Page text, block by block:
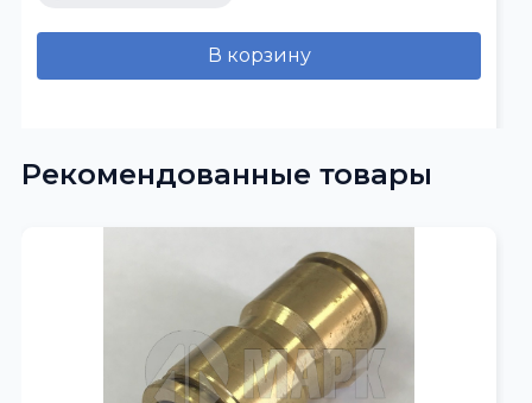
В корзину
Рекомендованные товары